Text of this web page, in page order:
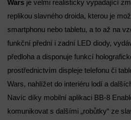
Wars je velmi realisticky vypadající
replikou slavného droida, kterou je
smartphonu nebo tabletu, a to až na
funkční přední i zadní LED diody,
předloha a disponuje funkcí
prostřednictvím displeje telefonu či
Wars, nahlížet do interiéru lodí a
Navíc díky mobilní aplikaci BB-8
komunikovat s dalšími „robůtky“ ze